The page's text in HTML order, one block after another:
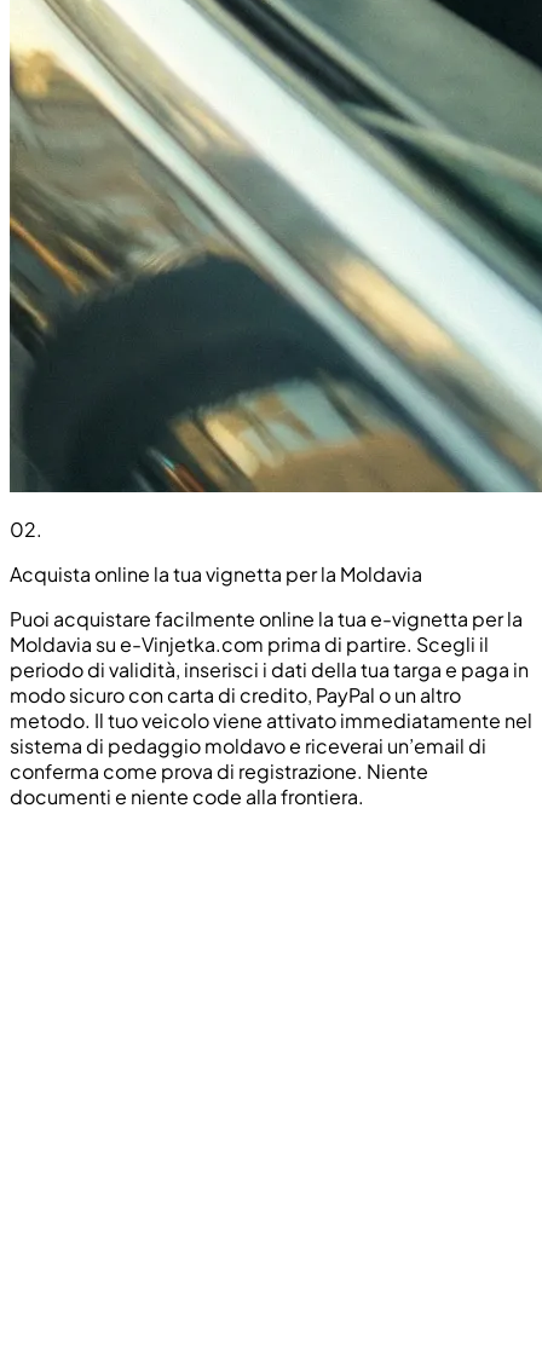
02.
Acquista online la tua vignetta per la Moldavia
Puoi acquistare facilmente online la tua e-vignetta per la
Moldavia su e-Vinjetka.com prima di partire. Scegli il
periodo di validità, inserisci i dati della tua targa e paga in
modo sicuro con carta di credito, PayPal o un altro
metodo. Il tuo veicolo viene attivato immediatamente nel
sistema di pedaggio moldavo e riceverai un’email di
conferma come prova di registrazione. Niente
documenti e niente code alla frontiera.